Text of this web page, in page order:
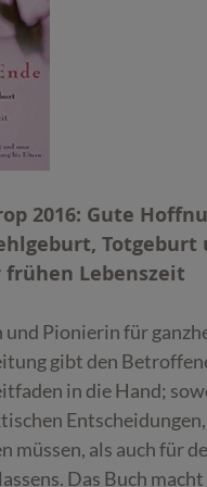
2016: Gute
Totgeburt
Lebenszeit
und Pionierin für
gibt den
in die Hand;
müssen, als auch für
Das Buch